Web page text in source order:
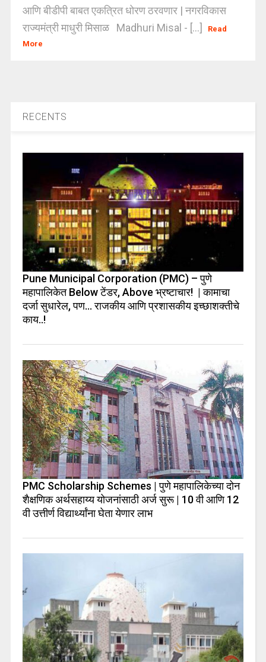
आणि बीडीपी बाबत एकत्रित धोरण ठरवणार | नगरविकास
राज्यमंत्री माधुरी मिसाळ Madhuri Misal - [...]
Read
More
RECENTS
Pune Municipal Corporation (PMC) – पुणे
महापालिकेत Below टेंडर, Above भ्रष्टाचार! | कामाचा
दर्जा सुधारेल, पण… राजकीय आणि प्रशासकीय इच्छाशक्तीचे
काय..!
PMC Scholarship Schemes | पुणे महापालिकेच्या दोन
शैक्षणिक अर्थसहाय्य योजनांसाठी अर्ज सुरू | 10 वी आणि 12
वी उत्तीर्ण विद्यार्थ्यांना घेता येणार लाभ